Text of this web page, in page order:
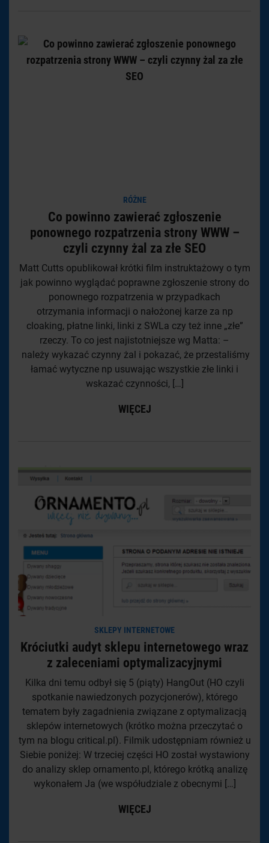
RÓŻNE
Co powinno zawierać zgłoszenie
ponownego rozpatrzenia strony WWW –
czyli czynny żal za złe SEO
Matt Cutts opublikował krótki film instruktażowy o tym
jak powinno wyglądać poprawne zgłoszenie strony do
ponownego rozpatrzenia w przypadkach
otrzymania informacji o nałożonej karze za np
cloaking, płatne linki, linki z SWLa czy też inne „złe”
rzeczy. To co jest najistotniejsze wg Matta: –
należy wykazać czynny żal i pokazać, że przestaliśmy
łamać wytyczne np usuwając wszystkie złe linki i
wskazać czynności, […]
WIĘCEJ
SKLEPY INTERNETOWE
Króciutki audyt sklepu internetowego wraz
z zaleceniami optymalizacyjnymi
Kilka dni temu odbył się 5 (piąty) HangOut (HO czyli
spotkanie nawiedzonych pozycjonerów), którego
tematem były zagadnienia związane z optymalizacją
sklepów internetowych (krótko można przeczytać o
tym na blogu critical.pl). Filmik udostępniam również u
Siebie poniżej: W trzeciej części HO został wystawiony
do analizy sklep ornamento.pl, którego krótką analizę
wykonałem Ja (we współudziale z obecnymi […]
WIĘCEJ